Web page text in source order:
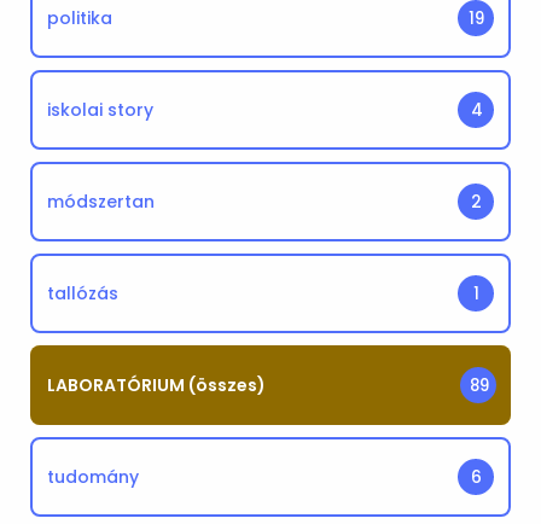
politika 19
iskolai story 4
módszertan 2
tallózás 1
LABORATÓRIUM (összes) 89
tudomány 6